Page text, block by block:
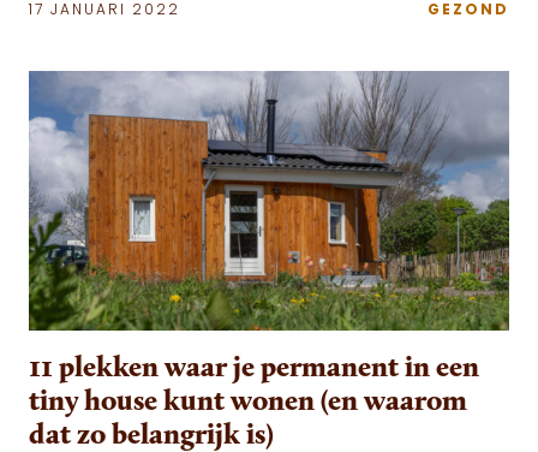
17 JANUARI 2022 GEZOND
11 plekken waar je permanent in een
tiny house kunt wonen (en waarom
dat zo belangrijk is)